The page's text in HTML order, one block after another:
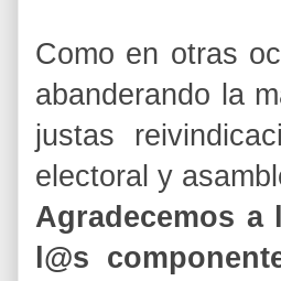
Como en otras
abanderando la
justas
electoral y
Agradecemos a
l@s